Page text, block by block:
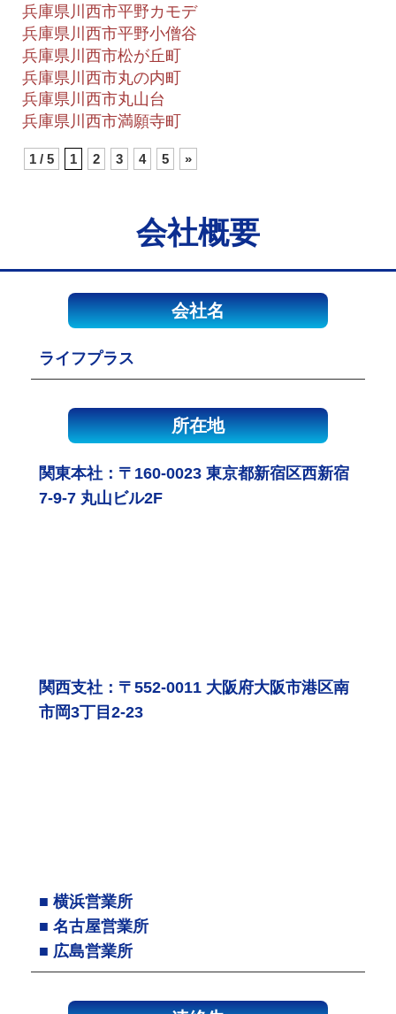
兵庫県川西市平野カモデ
兵庫県川西市平野小僧谷
兵庫県川西市松が丘町
兵庫県川西市丸の内町
兵庫県川西市丸山台
兵庫県川西市満願寺町
1 / 5 1 2 3 4 5 »
会社概要
会社名
ライフプラス
所在地
関東本社：〒160-0023 東京都新宿区西新宿
7-9-7 丸山ビル2F
関西支社：〒552-0011 大阪府大阪市港区南
市岡3丁目2-23
■ 横浜営業所
■ 名古屋営業所
■ 広島営業所